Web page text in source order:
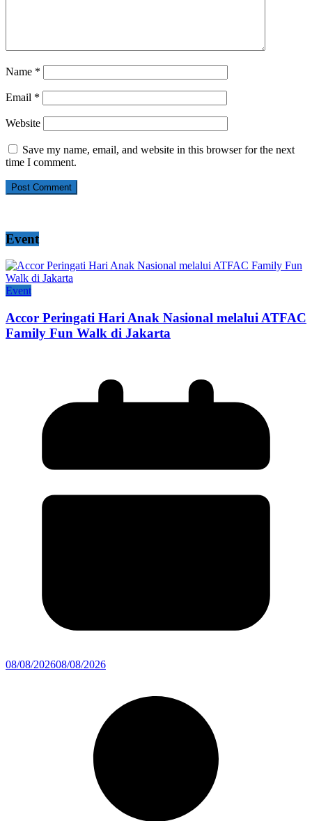
Name *
Email *
Website
Save my name, email, and website in this browser for the next
time I comment.
Event
Event
Accor Peringati Hari Anak Nasional melalui ATFAC
Family Fun Walk di Jakarta
08/08/202608/08/2026